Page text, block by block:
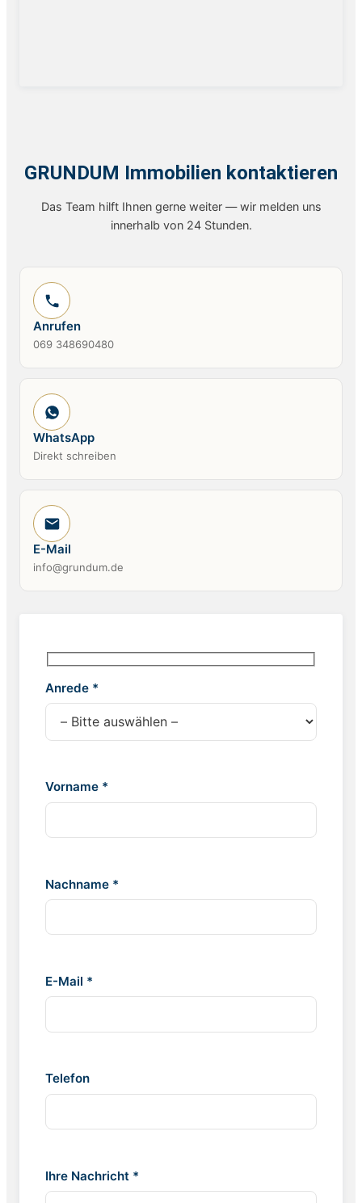
GRUNDUM Immobilien kontaktieren
Das Team hilft Ihnen gerne weiter — wir melden uns
innerhalb von 24 Stunden.
Anrufen
069 348690480
WhatsApp
Direkt schreiben
E-Mail
info@grundum.de
Anrede *
Vorname *
Nachname *
E-Mail *
Telefon
Ihre Nachricht *